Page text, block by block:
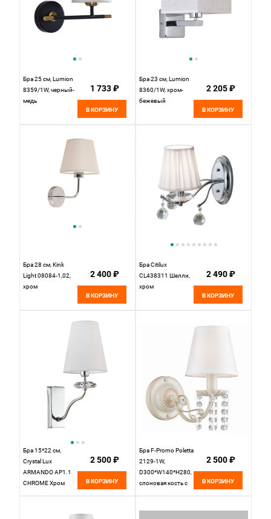
Бра 25 см, Lumion
8359/1W, черный-
медь
1 733 ₽
В КОРЗИНУ
Бра 23 см, Lumion
8360/1W, хром-
бежевый
2 205 ₽
В КОРЗИНУ
Бра 28 см, Kink
Light 08084-1,02,
хром
2 400 ₽
В КОРЗИНУ
Бра Citilux
CL438311 Шелли,
хром
2 490 ₽
В КОРЗИНУ
Бра 15*22 см,
Crystal Lux
ARMANDO AP1.1
CHROME Хром
2 500 ₽
В КОРЗИНУ
Бра F-Promo Poletta
2129-1W,
D300*W140*H280,
слоновая кость с
2 500 ₽
В КОРЗИНУ